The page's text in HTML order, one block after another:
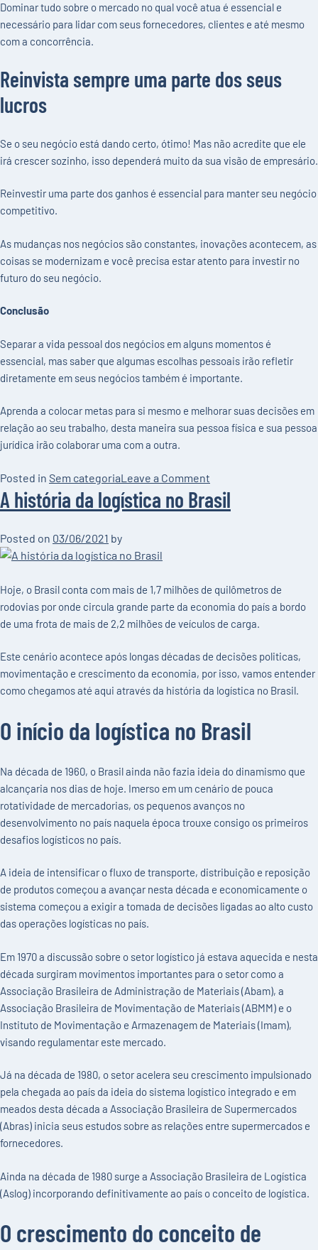
Dominar tudo sobre o mercado no qual você atua é essencial e
necessário para lidar com seus fornecedores, clientes e até mesmo
com a concorrência.
Reinvista sempre uma parte dos seus
lucros
Se o seu negócio está dando certo, ótimo! Mas não acredite que ele
irá crescer sozinho, isso dependerá muito da sua visão de empresário.
Reinvestir uma parte dos ganhos é essencial para manter seu negócio
competitivo.
As mudanças nos negócios são constantes, inovações acontecem, as
coisas se modernizam e você precisa estar atento para investir no
futuro do seu negócio.
Conclusão
Separar a vida pessoal dos negócios em alguns momentos é
essencial, mas saber que algumas escolhas pessoais irão refletir
diretamente em seus negócios também é importante.
Aprenda a colocar metas para si mesmo e melhorar suas decisões em
relação ao seu trabalho, desta maneira sua pessoa física e sua pessoa
jurídica irão colaborar uma com a outra.
Posted in Sem categoriaLeave a Comment
Estabeleça
metas
negócios
A história da logística no Brasil
Posted on 03/06/2021 by
Hoje, o Brasil conta com mais de 1,7 milhões de quilômetros de
rodovias por onde circula grande parte da economia do país a bordo
de uma frota de mais de 2,2 milhões de veículos de carga.
Este cenário acontece após longas décadas de decisões politicas,
movimentação e crescimento da economia, por isso, vamos entender
como chegamos até aqui através da história da logística no Brasil.
O início da logística no Brasil
Na década de 1960, o Brasil ainda não fazia ideia do dinamismo que
alcançaria nos dias de hoje. Imerso em um cenário de pouca
rotatividade de mercadorias, os pequenos avanços no
desenvolvimento no país naquela época trouxe consigo os primeiros
desafios logísticos no país.
A ideia de intensificar o fluxo de transporte, distribuição e reposição
de produtos começou a avançar nesta década e economicamente o
sistema começou a exigir a tomada de decisões ligadas ao alto custo
das operações logísticas no país.
Em 1970 a discussão sobre o setor logístico já estava aquecida e nesta
década surgiram movimentos importantes para o setor como a
Associação Brasileira de Administração de Materiais (Abam), a
Associação Brasileira de Movimentação de Materiais (ABMM) e o
Instituto de Movimentação e Armazenagem de Materiais (Imam),
visando regulamentar este mercado.
Já na década de 1980, o setor acelera seu crescimento impulsionado
pela chegada ao país da ideia do sistema logístico integrado e em
meados desta década a Associação Brasileira de Supermercados
(Abras) inicia seus estudos sobre as relações entre supermercados e
fornecedores.
Ainda na década de 1980 surge a Associação Brasileira de Logística
(Aslog) incorporando definitivamente ao país o conceito de logística.
O crescimento do conceito de